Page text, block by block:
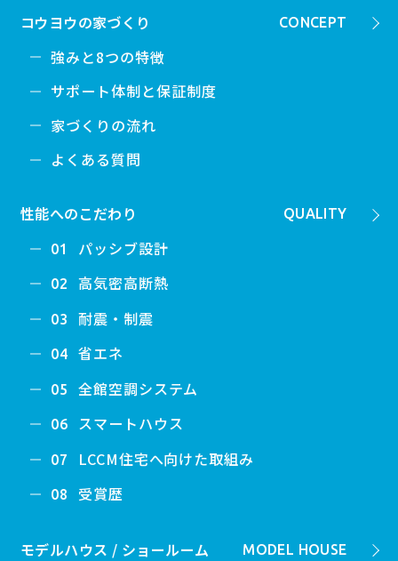
CONCEPT
コウヨウの家づくり
強みと8つの特徴
サポート体制と保証制度
家づくりの流れ
よくある質問
QUALITY
性能へのこだわり
01 パッシブ設計
02 高気密高断熱
03 耐震・制震
04 省エネ
05 全館空調システム
06 スマートハウス
07 LCCM住宅へ向けた取組み
08 受賞歴
MODEL HOUSE
モデルハウス / ショールーム